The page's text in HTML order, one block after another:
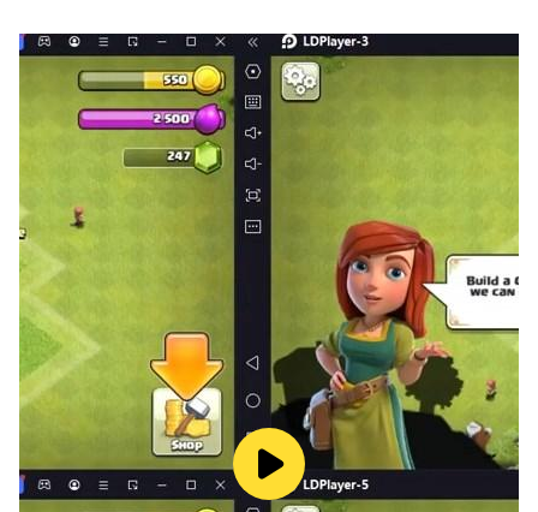
▶ 공식카페 : http://cafe.naver.com/samgukjim
▶ 페이스북 : https://www.facebook.com/samgukjim
▶ 이메일 : samgukjim@efun.com
▶ 개발사 연락처：070-4814-4629
접근권한 안내
▶ 선택적 접근권한
A. 저장공간
1. 게스트유저가 이펀 플랫폼을 통해 게임에 접속할 경우, 해
당 권한 승인이 필요합니다.
B. 마이크
1. 앱 내에 보이스 채팅 기능이 존재하며, 해당 기능 사용 시,